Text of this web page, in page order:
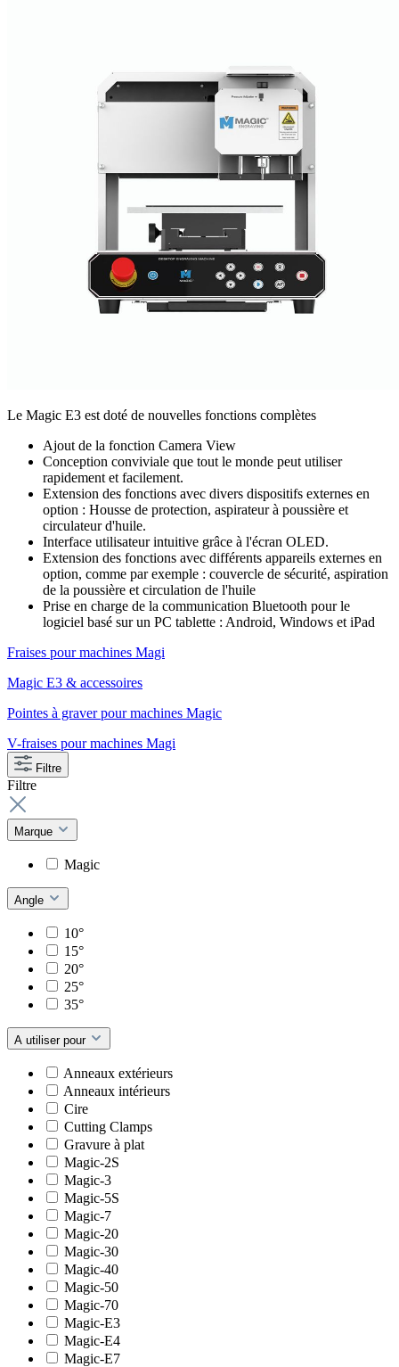
Le Magic E3 est doté de nouvelles fonctions complètes
Ajout de la fonction Camera View
Conception conviviale que tout le monde peut utiliser
rapidement et facilement.
Extension des fonctions avec divers dispositifs externes en
option : Housse de protection, aspirateur à poussière et
circulateur d'huile.
Interface utilisateur intuitive grâce à l'écran OLED.
Extension des fonctions avec différents appareils externes en
option, comme par exemple : couvercle de sécurité, aspiration
de la poussière et circulation de l'huile
Prise en charge de la communication Bluetooth pour le
logiciel basé sur un PC tablette : Android, Windows et iPad
Fraises pour machines Magi
Magic E3 & accessoires
Pointes à graver pour machines Magic
V-fraises pour machines Magi
Filtre
Filtre
Marque
Magic
Angle
10°
15°
20°
25°
35°
A utiliser pour
Anneaux extérieurs
Anneaux intérieurs
Cire
Cutting Clamps
Gravure à plat
Magic-2S
Magic-3
Magic-5S
Magic-7
Magic-20
Magic-30
Magic-40
Magic-50
Magic-70
Magic-E3
Magic-E4
Magic-E7